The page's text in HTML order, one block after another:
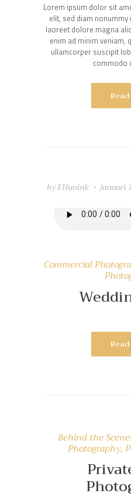
Lorem ipsum dolor sit
elit, sed diam
laoreet dolore magna
enim ad minim veniam,
ullamcorper suscipit
commodo
byEHunink januari
Commercial
Behind the
Photography,